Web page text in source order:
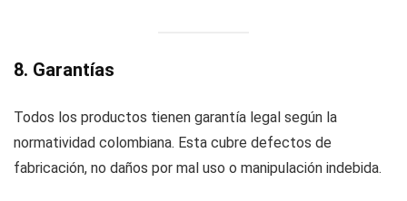
8. Garantías
Todos los productos tienen garantía legal según la
normatividad colombiana. Esta cubre defectos de
fabricación, no daños por mal uso o manipulación indebida.